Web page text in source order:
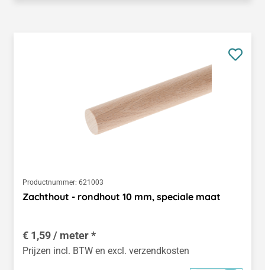
Productnummer: 621003
Zachthout - rondhout 10 mm, speciale maat
€ 1,59 / meter *
Prijzen incl. BTW en excl. verzendkosten